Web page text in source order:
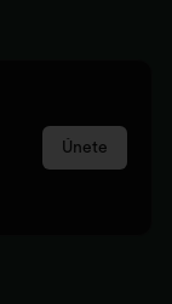
Únete